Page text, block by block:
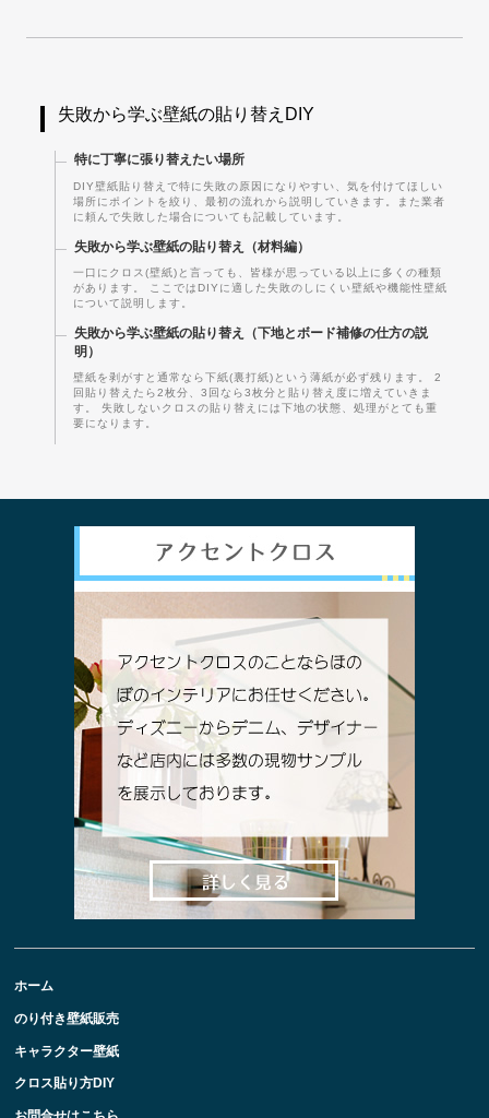
失敗から学ぶ壁紙の貼り替えDIY
特に丁寧に張り替えたい場所
DIY壁紙貼り替えで特に失敗の原因になりやすい、気を付けてほしい
場所にポイントを絞り、最初の流れから説明していきます。また業者
に頼んで失敗した場合についても記載しています。
失敗から学ぶ壁紙の貼り替え（材料編）
一口にクロス(壁紙)と言っても、皆様が思っている以上に多くの種類
があります。 ここではDIYに適した失敗のしにくい壁紙や機能性壁紙
について説明します。
失敗から学ぶ壁紙の貼り替え（下地とボード補修の仕方の説
明）
壁紙を剥がすと通常なら下紙(裏打紙)という薄紙が必ず残ります。 2
回貼り替えたら2枚分、3回なら3枚分と貼り替え度に増えていきま
す。 失敗しないクロスの貼り替えには下地の状態、処理がとても重
要になります。
ホーム
のり付き壁紙販売
キャラクター壁紙
クロス貼り方DIY